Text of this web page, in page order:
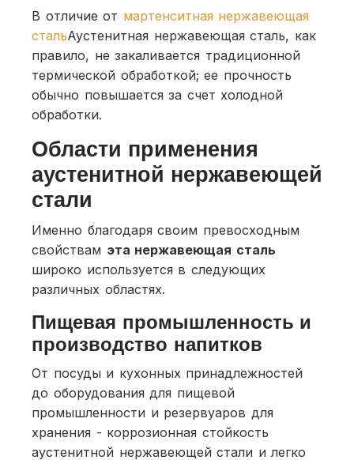
В отличие от мартенситная нержавеющая
стальАустенитная нержавеющая сталь, как
правило, не закаливается традиционной
термической обработкой; ее прочность
обычно повышается за счет холодной
обработки.
Области применения
аустенитной нержавеющей
стали
Именно благодаря своим превосходным
свойствам эта нержавеющая сталь
широко используется в следующих
различных областях.
Пищевая промышленность и
производство напитков
От посуды и кухонных принадлежностей
до оборудования для пищевой
промышленности и резервуаров для
хранения - коррозионная стойкость
аустенитной нержавеющей стали и легко